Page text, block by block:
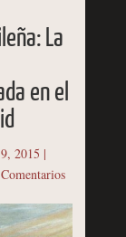
La
en el
2015 |